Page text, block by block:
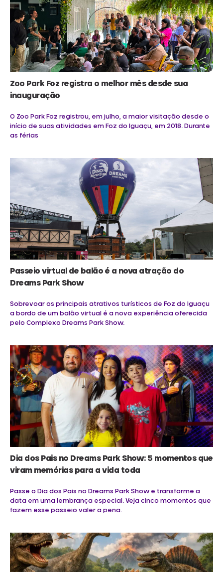
Zoo Park Foz registra o melhor mês desde sua
inauguração
O Zoo Park Foz registrou, em julho, a maior visitação desde o
início de suas atividades em Foz do Iguaçu, em 2018. Durante
as férias
Passeio virtual de balão é a nova atração do
Dreams Park Show
Sobrevoar os principais atrativos turísticos de Foz do Iguaçu
a bordo de um balão virtual é a nova experiência oferecida
pelo Complexo Dreams Park Show.
Dia dos Pais no Dreams Park Show: 5 momentos que
viram memórias para a vida toda
Passe o Dia dos Pais no Dreams Park Show e transforme a
data em uma lembrança especial. Veja cinco momentos que
fazem esse passeio valer a pena.